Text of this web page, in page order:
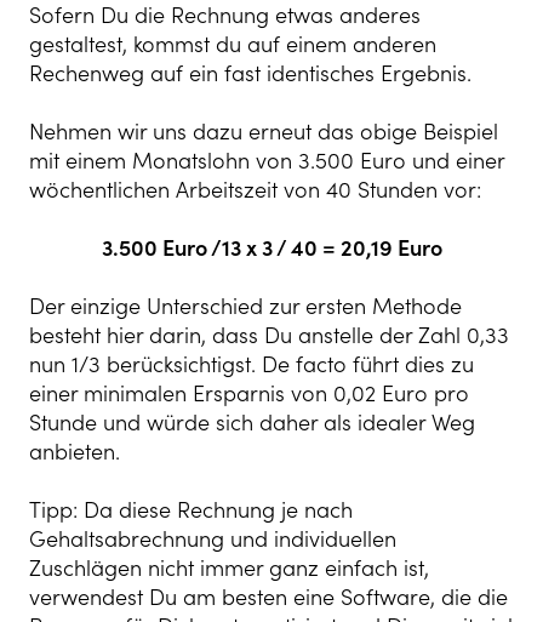
Sofern Du die Rechnung etwas anderes
gestaltest, kommst du auf einem anderen
Rechenweg auf ein fast identisches Ergebnis.
Nehmen wir uns dazu erneut das obige Beispiel
mit einem Monatslohn von 3.500 Euro und einer
wöchentlichen Arbeitszeit von 40 Stunden vor:
3.500 Euro /13 x 3 / 40 = 20,19 Euro
Der einzige Unterschied zur ersten Methode
besteht hier darin, dass Du anstelle der Zahl 0,33
nun 1/3 berücksichtigst. De facto führt dies zu
einer minimalen Ersparnis von 0,02 Euro pro
Stunde und würde sich daher als idealer Weg
anbieten.
Tipp: Da diese Rechnung je nach
Gehaltsabrechnung und individuellen
Zuschlägen nicht immer ganz einfach ist,
verwendest Du am besten eine Software, die die